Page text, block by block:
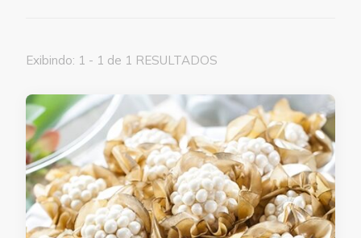
Exibindo: 1 - 1 de 1 RESULTADOS